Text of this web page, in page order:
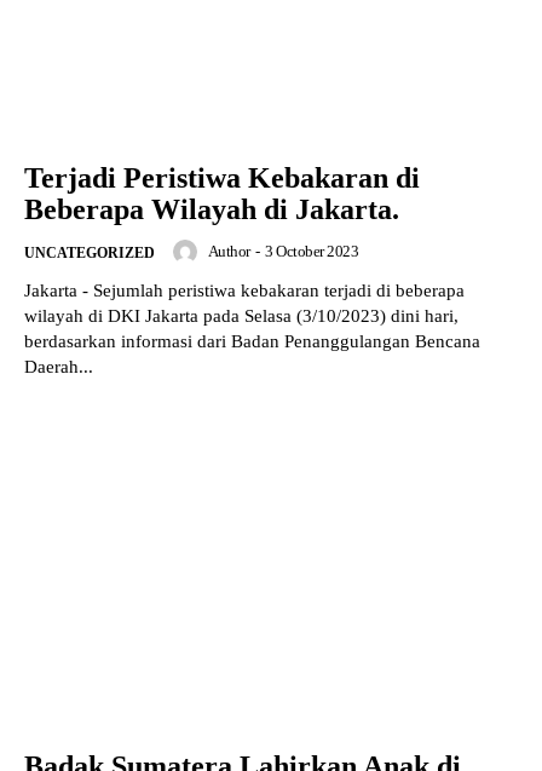
Terjadi Peristiwa Kebakaran di
Beberapa Wilayah di Jakarta.
UNCATEGORIZED Author - 3 October 2023
Jakarta - Sejumlah peristiwa kebakaran terjadi di beberapa
wilayah di DKI Jakarta pada Selasa (3/10/2023) dini hari,
berdasarkan informasi dari Badan Penanggulangan Bencana
Daerah...